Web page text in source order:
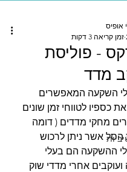
- פוליסת
מדד
אופיס
זמן קריאה 3 דקות
השקעה המאפשרים
כספיו לטווחי זמן שונים
מחקי מדדים ( דומה
הסל אשר ניתן לרכוש
ההשקעה הם בעלי
אחרי מדדי שוק